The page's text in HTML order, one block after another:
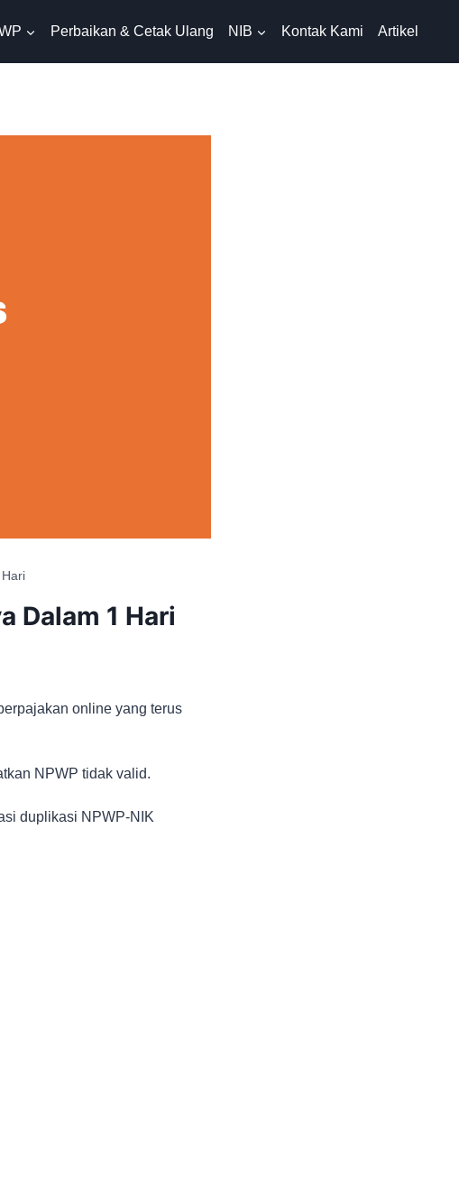
Perbaikan & Cetak Ulang NIB Kontak Kami Artikel
Dalam 1 Hari
online yang terus
NPWP tidak valid.
duplikasi NPWP-NIK